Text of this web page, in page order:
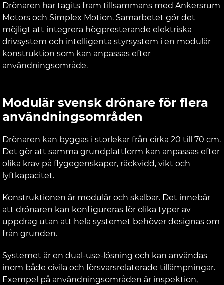
Drönaren har tagits fram tillsammans med Ankersrum
Motors och Simplex Motion. Samarbetet gör det
möjligt att integrera högpresterande elektriska
drivsystem och intelligenta styrsystem i en modulär
konstruktion som kan anpassas efter
användningsområde.
Modulär svensk drönare för flera
användningsområden
Drönaren kan byggas i storlekar från cirka 20 till 70 cm.
Det gör att samma grundplattform kan anpassas efter
olika krav på flygegenskaper, räckvidd, vikt och
lyftkapacitet.
Konstruktionen är modulär och skalbar. Det innebär
att drönaren kan konfigureras för olika typer av
uppdrag utan att hela systemet behöver designas om
från grunden.
Systemet är en dual-use-lösning och kan användas
inom både civila och försvarsrelaterade tillämpningar.
Exempel på användningsområden är inspektion,